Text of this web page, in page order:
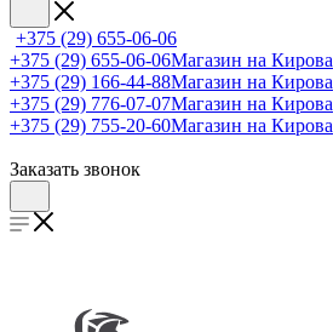
+375 (29) 655-06-06
+375 (29) 655-06-06Магазин на Кирова
+375 (29) 166-44-88Магазин на Кирова
+375 (29) 776-07-07Магазин на Кирова
+375 (29) 755-20-60Магазин на Кирова
Заказать звонок